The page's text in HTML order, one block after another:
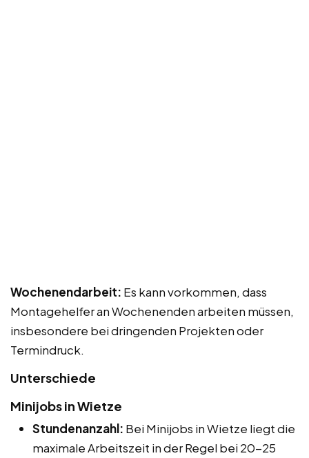
Wochenendarbeit: Es kann vorkommen, dass
Montagehelfer an Wochenenden arbeiten müssen,
insbesondere bei dringenden Projekten oder
Termindruck.
Unterschiede
Minijobs in Wietze
Stundenanzahl: Bei Minijobs in Wietze liegt die
maximale Arbeitszeit in der Regel bei 20-25